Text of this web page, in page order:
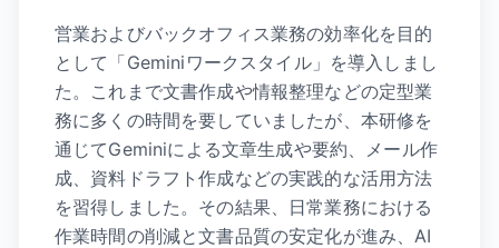
営業およびバックオフィス業務の効率化を目的
として「Geminiワークスタイル」を導入しまし
た。これまで文書作成や情報整理などの定型業
務に多くの時間を要していましたが、本研修を
通じてGeminiによる文章生成や要約、メール作
成、資料ドラフト作成などの実践的な活用方法
を習得しました。その結果、日常業務における
作業時間の削減と文書品質の安定化が進み、AI